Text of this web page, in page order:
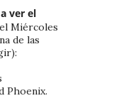
ver el
el Miércoles
de las
Phoenix.